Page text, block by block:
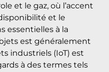
et le gaz, où l’accent
et le
essentielles à la
est généralement
industriels (IoT) est
à des termes tels